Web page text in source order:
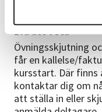
Bra att veta
Övningsskjutning
får en kallelse/
kursstart. Där
kontaktar dig om
att ställa in eller